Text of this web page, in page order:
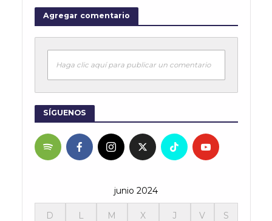
Agregar comentario
Haga clic aquí para publicar un comentario
SÍGUENOS
junio 2024
D L M X J V S